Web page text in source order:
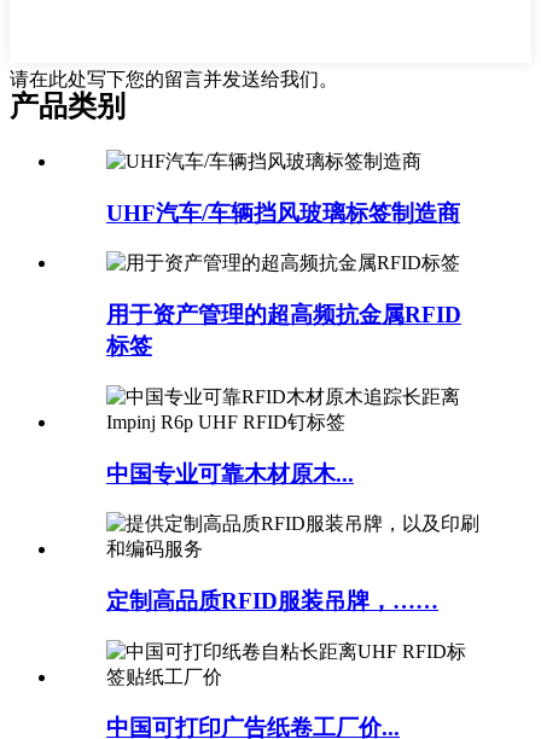
请在此处写下您的留言并发送给我们。
产品类别
UHF汽车/车辆挡风玻璃标签制造商
用于资产管理的超高频抗金属RFID
标签
中国专业可靠木材原木...
定制高品质RFID服装吊牌，……
中国可打印广告纸卷工厂价...